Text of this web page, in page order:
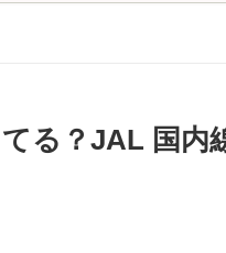
る？JAL 国